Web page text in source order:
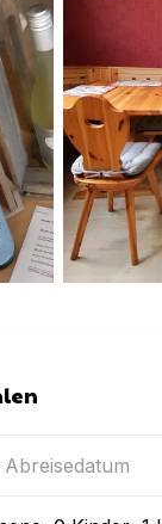
Abreisedatum